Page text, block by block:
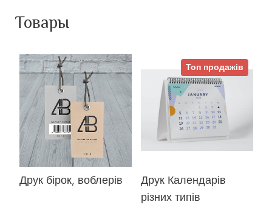
Товары
Друк бірок, воблерів
Топ продажів
Друк Календарів
різних типів